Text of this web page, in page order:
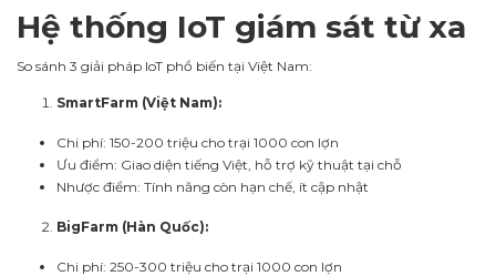
Hệ thống IoT giám sát từ xa
So sánh 3 giải pháp IoT phổ biến tại Việt Nam:
SmartFarm (Việt Nam):
Chi phí: 150-200 triệu cho trại 1000 con lợn
Ưu điểm: Giao diện tiếng Việt, hỗ trợ kỹ thuật tại chỗ
Nhược điểm: Tính năng còn hạn chế, ít cập nhật
BigFarm (Hàn Quốc):
Chi phí: 250-300 triệu cho trại 1000 con lợn